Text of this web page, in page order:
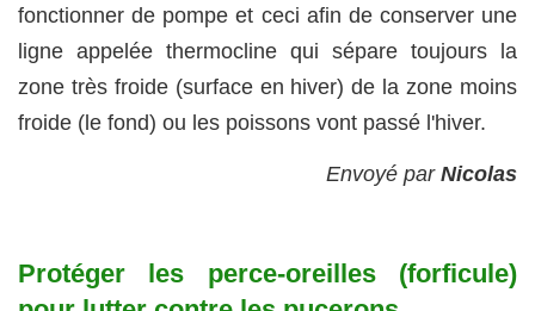
fonctionner de pompe et ceci afin de conserver une
ligne appelée thermocline qui sépare toujours la
zone très froide (surface en hiver) de la zone moins
froide (le fond) ou les poissons vont passé l'hiver.
Envoyé par Nicolas
Protéger les perce-oreilles (forficule)